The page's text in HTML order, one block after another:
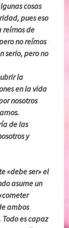
cosas
pues eso
reírnos de
no reímos
serio, pero no
la
en la vida
nosotros
de las
y
«debe ser» el
asume un
ambos
es capaz